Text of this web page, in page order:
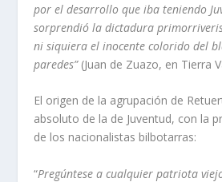
por el desarrollo que iba teniendo
sorprendió la dictadura
ni siquiera el inocente colorido del
paredes”(Juan de Zuazo, en Tierra
El origen de la agrupación de
absoluto de la de Juventud, con la
de los nacionalistas bilbotarras:
“Pregúntese a cualquier patriota